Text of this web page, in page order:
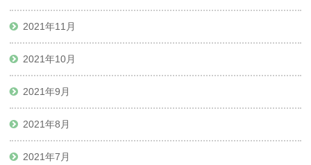
2021年11月
2021年10月
2021年9月
2021年8月
2021年7月